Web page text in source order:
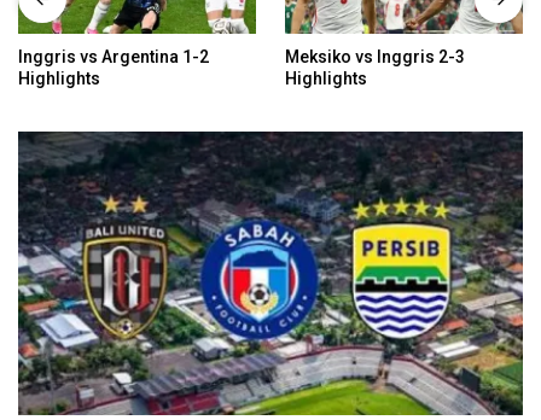
Inggris vs Argentina 1-2
Highlights
Meksiko vs Inggris 2-3
Highlights